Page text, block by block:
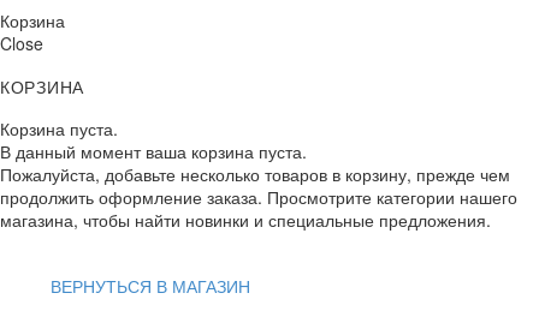
Корзина
Close
КОРЗИНА
Корзина пуста.
В данный момент ваша корзина пуста.
Пожалуйста, добавьте несколько товаров в корзину, прежде чем
продолжить оформление заказа. Просмотрите категории нашего
магазина, чтобы найти новинки и специальные предложения.
ВЕРНУТЬСЯ В МАГАЗИН